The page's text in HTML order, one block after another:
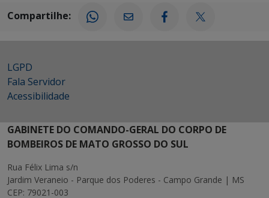
Compartilhe:
LGPD
Fala Servidor
Acessibilidade
GABINETE DO COMANDO-GERAL DO CORPO DE
BOMBEIROS DE MATO GROSSO DO SUL
Rua Félix Lima s/n
Jardim Veraneio - Parque dos Poderes - Campo Grande | MS
CEP: 79021-003